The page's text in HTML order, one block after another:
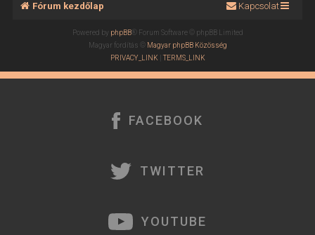
Fórum kezdőlap Kapcsolat
Powered by phpBB® Forum Software © phpBB Limited
Magyar fordítás © Magyar phpBB Közösség
PRIVACY_LINK|TERMS_LINK
FACEBOOK
TWITTER
YOUTUBE